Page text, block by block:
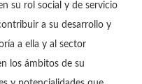
su rol social y de servicio
a su desarrollo y
a ella y al sector
los ámbitos de su